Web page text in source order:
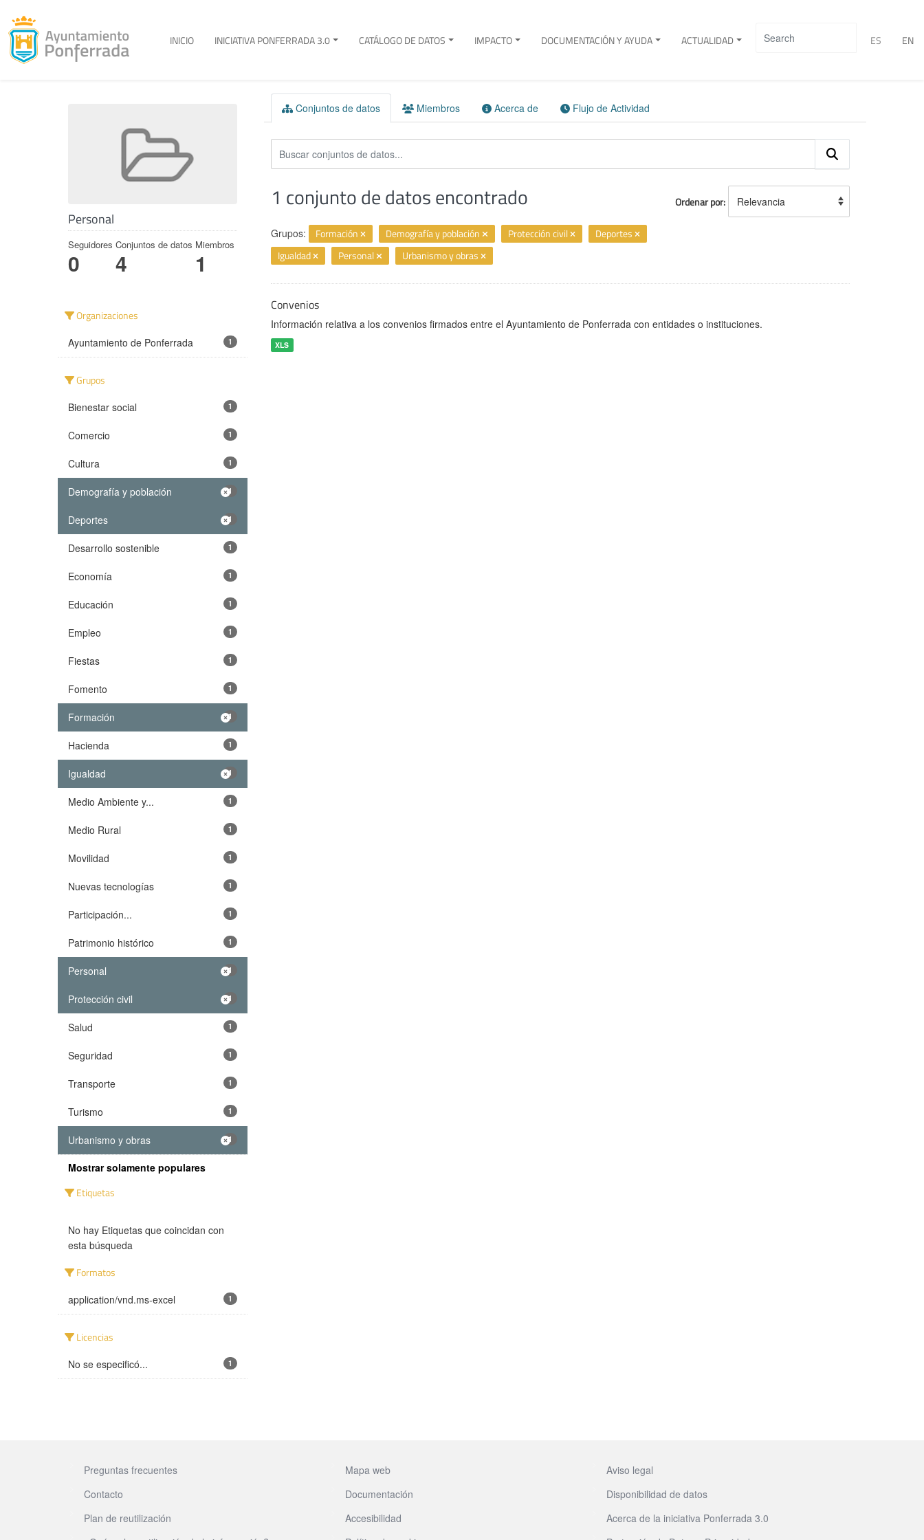
ES EN
INICIO INICIATIVA PONFERRADA 3.0 CATÁLOGO DE DATOS IMPACTO DOCUMENTACIÓN Y AYUDA ACTUALIDAD
Personal
Seguidores
0
Conjuntos de datos
4
Miembros
1
Organizaciones
Ayuntamiento de Ponferrada 1
Grupos
Bienestar social 1
Comercio 1
Cultura 1
Demografía y población 1
Deportes 1
Desarrollo sostenible 1
Economía 1
Educación 1
Empleo 1
Fiestas 1
Fomento 1
Formación 1
Hacienda 1
Igualdad 1
Medio Ambiente y... 1
Medio Rural 1
Movilidad 1
Nuevas tecnologías 1
Participación... 1
Patrimonio histórico 1
Personal 1
Protección civil 1
Salud 1
Seguridad 1
Transporte 1
Turismo 1
Urbanismo y obras 1
Mostrar solamente populares
Etiquetas
No hay Etiquetas que coincidan con
esta búsqueda
Formatos
application/vnd.ms-excel 1
Licencias
No se especificó... 1
Conjuntos de datos Miembros Acerca de Flujo de Actividad
Ordenar por
1 conjunto de datos encontrado
Grupos: Formación Demografía y población Protección civil
Deportes
Igualdad
Personal Urbanismo y obras
Convenios
Información relativa a los convenios firmados entre el Ayuntamiento de Ponferrada con entidades o instituciones.
XLS
Preguntas frecuentes Mapa web
Aviso legal
Contacto
Documentación
Disponibilidad de datos
Plan de reutilización
Accesibilidad
Acerca de la iniciativa Ponferrada 3.0